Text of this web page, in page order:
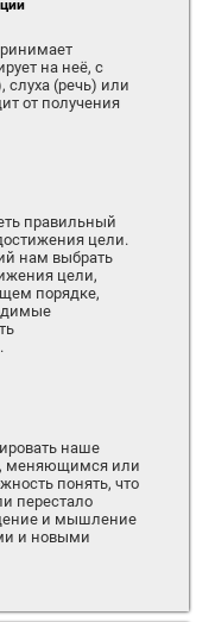
на неё, с
(речь) или
от получения
правильный
цели.
нам выбрать
цели,
порядке,
наше
меняющимся или
понять, что
перестало
и мышление
и новыми